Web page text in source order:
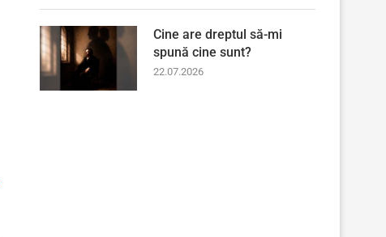
Cine are dreptul să-mi
spună cine sunt?
22.07.2026